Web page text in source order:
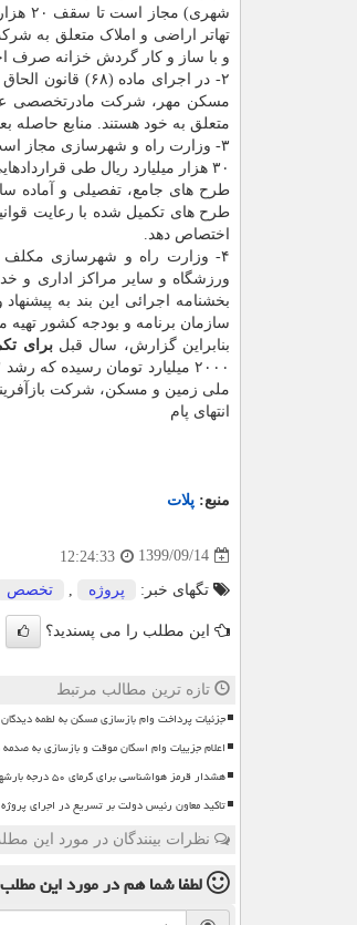
شهری)
تهاتر اراضی و املاک متعلق به
و با ساز و کار گردش خزانه صرف اجرای طرح های فوق کند. ۵۰۰۰ میلیارد
متعلق به خود هستند. منابع
۳- وزارت راه و شهرسازی مجاز
۳۰ هزار میلیارد ریال طی
طرح های جامع، تفصیلی و آماده
طرح های تکمیل شده با رعایت
اختصاص دهد.
۴- وزارت راه و شهرسازی مکلف
ورزشگاه و سایر مراکز اداری و
بخشنامه اجرائی این بند به
سازمان برنامه و بودجه کشور
بنابراین گزارش، سال قبلبرای تکمیل
ملی زمین و مسکن، شرکت
انتهای پام
منبع: پلات
1399/09/14
12:24:33
تگهای خبر: پروژه تخصص
این مطلب را می پسندید؟
تازه ترین مطالب مرتبط
جزئیات پرداخت وام بازسازی مسکن به لطمه
اعلام جزییات وام اسکان موقت و بازسازی به
هشدار قرمز هواشناسی برای گرمای ۵۰ درجه بارشهای سیل آسا در ۳ استان
تاکید معاون رئیس دولت بر تسریع در اجرای
نظرات بینندگان در مورد این
لطفا شما همدر مورد این مطلب